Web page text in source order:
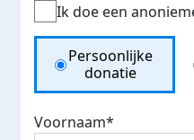
Donateurs
bedankt
Ik doe een
Donation Type
Persoonlijke
donatie
Voornaam*